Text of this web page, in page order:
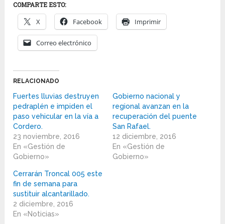
COMPARTE ESTO:
X Facebook Imprimir
Correo electrónico
RELACIONADO
Fuertes lluvias destruyen
pedraplén e impiden el
paso vehicular en la vía a
Cordero.
23 noviembre, 2016
En «Gestión de
Gobierno»
Gobierno nacional y
regional avanzan en la
recuperación del puente
San Rafael.
12 diciembre, 2016
En «Gestión de
Gobierno»
Cerrarán Troncal 005 este
fin de semana para
sustituir alcantarillado.
2 diciembre, 2016
En «Noticias»